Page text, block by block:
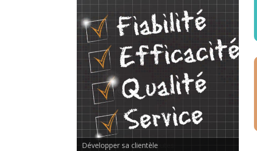
Rencontre inter-thérapeutes